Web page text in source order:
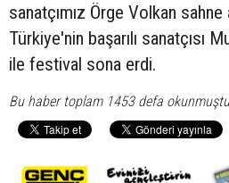
sanatçımız Örge Volkan sahne
Türkiye'nin başarılı sanatçısı
ile festival sona erdi.
Bu haber toplam 1453 defa